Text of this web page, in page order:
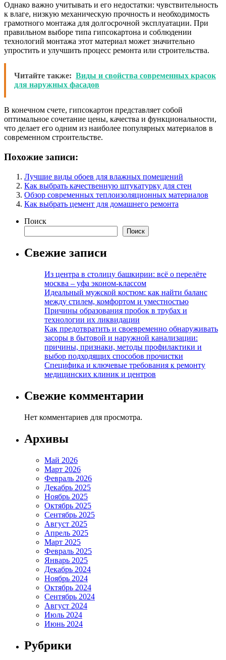
Однако важно учитывать и его недостатки: чувствительность
к влаге, низкую механическую прочность и необходимость
грамотного монтажа для долгосрочной эксплуатации. При
правильном выборе типа гипсокартона и соблюдении
технологий монтажа этот материал может значительно
упростить и улучшить процесс ремонта или строительства.
Читайте также: Виды и свойства современных красок
для наружных фасадов
В конечном счете, гипсокартон представляет собой
оптимальное сочетание цены, качества и функциональности,
что делает его одним из наиболее популярных материалов в
современном строительстве.
Похожие записи:
Лучшие виды обоев для влажных помещений
Как выбрать качественную штукатурку для стен
Обзор современных теплоизоляционных материалов
Как выбрать цемент для домашнего ремонта
Поиск
Поиск
Свежие записи
Из центра в столицу башкирии: всё о перелёте
москва – уфа эконом-классом
Идеальный мужской костюм: как найти баланс
между стилем, комфортом и уместностью
Причины образования пробок в трубах и
технологии их ликвидации
Как предотвратить и своевременно обнаруживать
засоры в бытовой и наружной канализации:
причины, признаки, методы профилактики и
выбор подходящих способов прочистки
Специфика и ключевые требования к ремонту
медицинских клиник и центров
Свежие комментарии
Нет комментариев для просмотра.
Архивы
Май 2026
Март 2026
Февраль 2026
Декабрь 2025
Ноябрь 2025
Октябрь 2025
Сентябрь 2025
Август 2025
Апрель 2025
Март 2025
Февраль 2025
Январь 2025
Декабрь 2024
Ноябрь 2024
Октябрь 2024
Сентябрь 2024
Август 2024
Июль 2024
Июнь 2024
Рубрики